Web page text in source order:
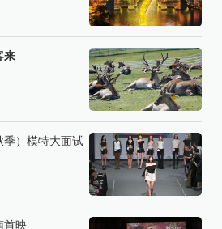
来
季）模特大面试
首映